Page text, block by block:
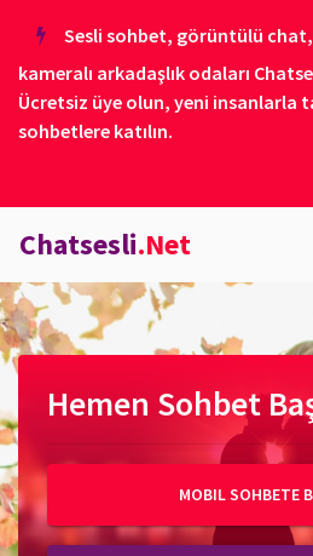
Sesli sohbet, görüntülü
kameralı arkadaşlık odaları
Ücretsiz üye olun, yeni insanlarla
sohbetlere katılın.
Chatsesli.Net
Hemen Sohbet
MOBIL SOHBETE